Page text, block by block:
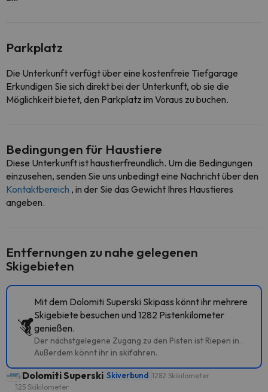
Parkplatz
Die Unterkunft verfügt über eine kostenfreie Tiefgarage
Erkundigen Sie sich direkt bei der Unterkunft, ob sie die
Möglichkeit bietet, den Parkplatz im Voraus zu buchen.
Bedingungen für Haustiere
Diese Unterkunft ist haustierfreundlich. Um die Bedingungen
einzusehen, senden Sie uns unbedingt eine Nachricht über den
Kontaktbereich , in der Sie das Gewicht Ihres Haustieres
angeben.
Entfernungen zu nahe gelegenen
Skigebieten
Mit dem Dolomiti Superski Skipass könnt ihr mehrere
Skigebiete besuchen und 1282 Pistenkilometer
genießen.
Der nächstgelegene Zugang zu den Pisten ist Riepen in .
Außerdem könnt ihr in skifahren.
Dolomiti Superski Skiverbund 1282 Skikilometer
125 Skikilometer